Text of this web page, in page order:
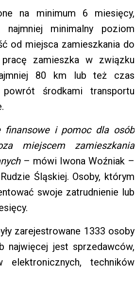
na minimum 6 miesięcy,
minimalny poziom
od miejsca zamieszkania do
zamieszka w związku
80 km lub też czas
środkami transportu
finansowe i pomoc dla osób
miejscem zamieszkania
– mówi Iwona Woźniak –
Śląskiej. Osoby, którym
swoje zatrudnienie lub
zarejestrowane 1333 osoby
najwięcej jest sprzedawców,
elektronicznych, techników